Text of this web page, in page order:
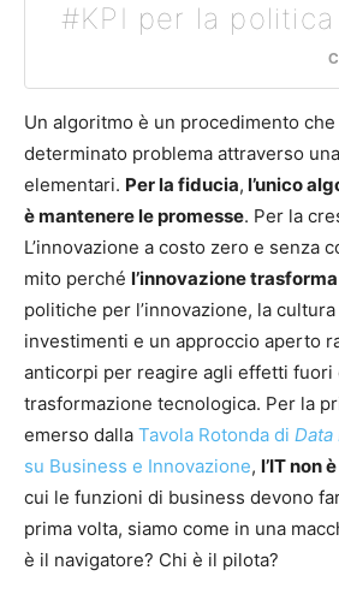
#KPI per la politica
Un algoritmo è un procedimento
determinato problema attraverso
elementari. Per la fiducia, l’unico
è mantenere le promesse. Per la
L’innovazione a costo zero e senza
mito perché l’innovazione
politiche per l’innovazione, la
investimenti e un approccio aperto
anticorpi per reagire agli effetti fuori
trasformazione tecnologica. Per la
emerso dalla Tavola Rotonda di Data
su Business e Innovazione, l’IT non
cui le funzioni di business devono
prima volta, siamo come in una
è il navigatore? Chi è il pilota?